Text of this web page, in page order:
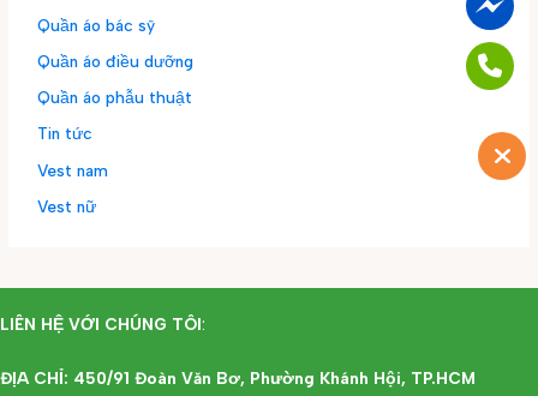
Quần áo bác sỹ
Quần áo điều dưỡng
Quần áo phẫu thuật
Tin tức
Vest nam
Vest nữ
LIÊN HỆ VỚI CHÚNG TÔI:
ĐỊA CHỈ: 450/91 Đoàn Văn Bơ, Phường Khánh Hội, TP.HCM